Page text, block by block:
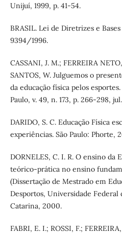
Unijuí, 1999, p. 41-54.
BRASIL. Lei de Diretrizes e
9394/1996.
CASSANI, J. M.; FERREIRA
SANTOS, W. Julguemos o
da educação física pelos
Paulo, v. 49, n. 173, p. 266-298,
DARIDO, S. C. Educação Física
experiências. São Paulo: Phorte,
DORNELES, C. I. R. O ensino da
teórico-prática no ensino
(Dissertação de Mestrado em
Desportos, Universidade Federal
Catarina, 2000.
FABRI, E. I.; ROSSI, F.;